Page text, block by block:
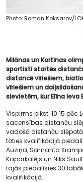
Photo: Roman Koksarov/
Milānas un Kortīnas
sportisti startēs
distancē vīriešiem,
vīriešiem un
sievietēm, kur Elīna
Vispirms plkst. 10.15
sacensības distanču
vadošā distanču
toties kvalifikācijā
Auziņa, Samanta
Kaparkalējs un Niks
tajās piedalīsies 30
kvalifikācijā.